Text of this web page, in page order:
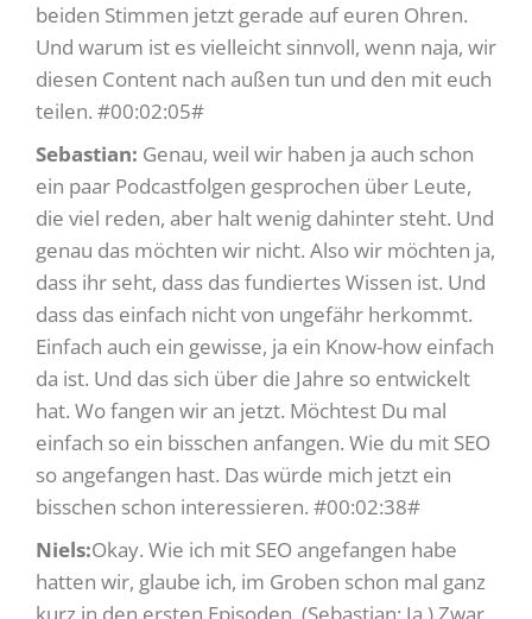
beiden Stimmen jetzt gerade auf euren Ohren.
Und warum ist es vielleicht sinnvoll, wenn naja, wir
diesen Content nach außen tun und den mit euch
teilen. #00:02:05#
Sebastian: Genau, weil wir haben ja auch schon
ein paar Podcastfolgen gesprochen über Leute,
die viel reden, aber halt wenig dahinter steht. Und
genau das möchten wir nicht. Also wir möchten ja,
dass ihr seht, dass das fundiertes Wissen ist. Und
dass das einfach nicht von ungefähr herkommt.
Einfach auch ein gewisse, ja ein Know-how einfach
da ist. Und das sich über die Jahre so entwickelt
hat. Wo fangen wir an jetzt. Möchtest Du mal
einfach so ein bisschen anfangen. Wie du mit SEO
so angefangen hast. Das würde mich jetzt ein
bisschen schon interessieren. #00:02:38#
Niels:Okay. Wie ich mit SEO angefangen habe
hatten wir, glaube ich, im Groben schon mal ganz